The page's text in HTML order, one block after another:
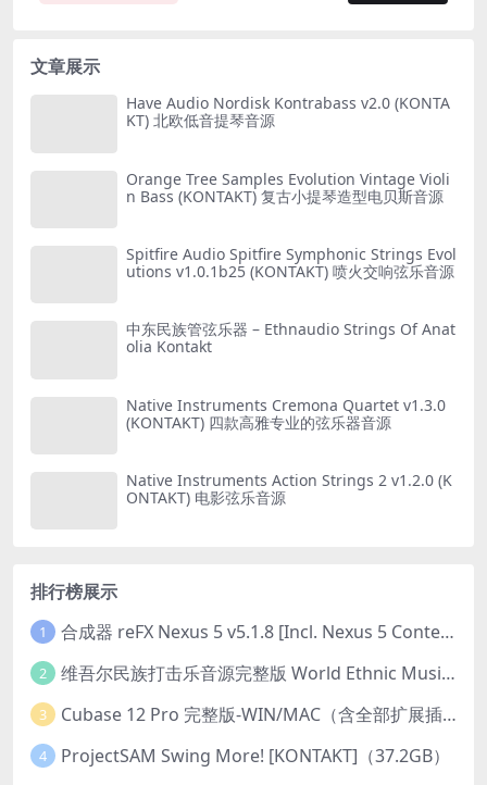
文章展示
Have Audio Nordisk Kontrabass v2.0 (KONTA
KT) 北欧低音提琴音源
Orange Tree Samples Evolution Vintage Violi
n Bass (KONTAKT) 复古小提琴造型电贝斯音源
Spitfire Audio Spitfire Symphonic Strings Evol
utions v1.0.1b25 (KONTAKT) 喷火交响弦乐音源
中东民族管弦乐器 – Ethnaudio Strings Of Anat
olia Kontakt
Native Instruments Cremona Quartet v1.3.0
(KONTAKT) 四款高雅专业的弦乐器音源
Native Instruments Action Strings 2 v1.2.0 (K
ONTAKT) 电影弦乐音源
排行榜展示
1 合成器 reFX Nexus 5 v5.1.8 [Incl. Nexus 5 Content] PC/v5.1.8 MAC
2 维吾尔民族打击乐音源完整版 World Ethnic Music Uyghur Instruments v1.0.1 [KONTAKT]
3 Cubase 12 Pro 完整版-WIN/MAC（含全部扩展插件）
4
ProjectSAM Swing More! [KONTAKT]（37.2GB）